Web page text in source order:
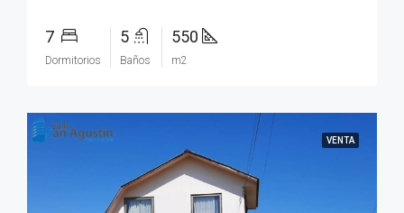
7
Dormitorios
5
Baños
550
m2
VENTA